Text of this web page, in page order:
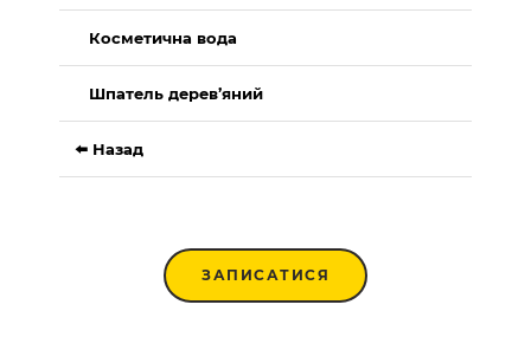
Косметична вода
Шпатель дерев’яний
⬅️ Назад
ЗАПИСАТИСЯ